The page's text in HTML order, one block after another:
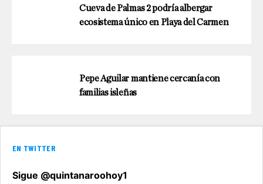
Cueva de Palmas 2 podría albergar
ecosistema único en Playa del Carmen
Pepe Aguilar mantiene cercanía con
familias isleñas
EN TWITTER
Sigue @quintanaroohoy1